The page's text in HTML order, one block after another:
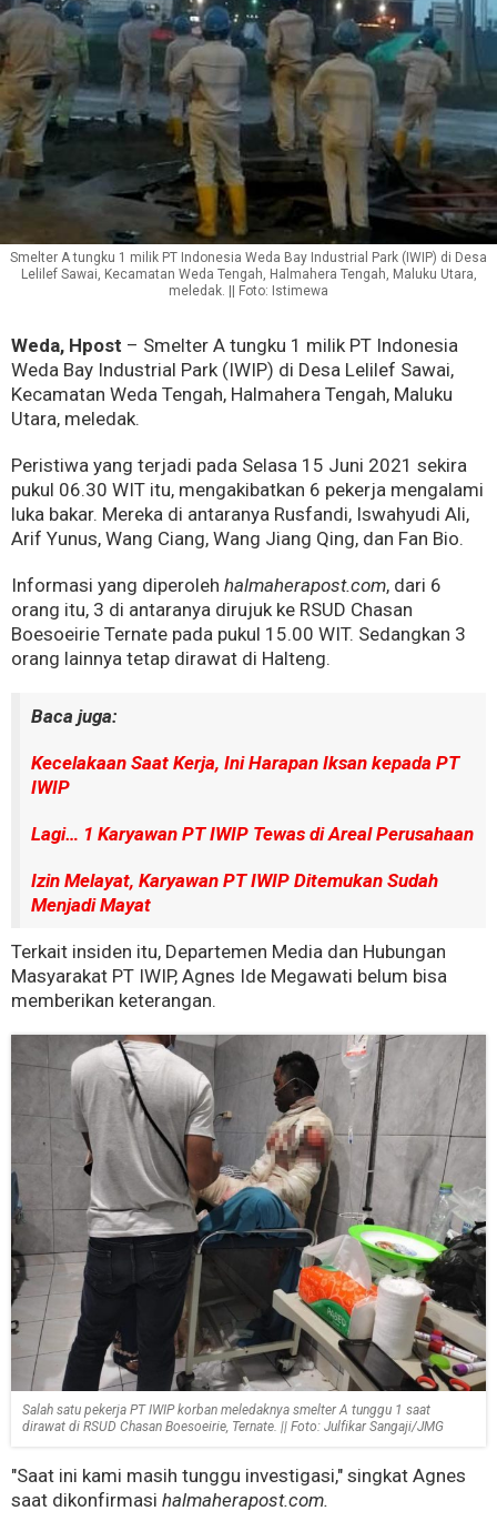
Smelter A tungku 1 milik PT Indonesia Weda Bay Industrial Park (IWIP) di Desa
Lelilef Sawai, Kecamatan Weda Tengah, Halmahera Tengah, Maluku Utara,
meledak. || Foto: Istimewa
Weda, Hpost – Smelter A tungku 1 milik PT Indonesia
Weda Bay Industrial Park (IWIP) di Desa Lelilef Sawai,
Kecamatan Weda Tengah, Halmahera Tengah, Maluku
Utara, meledak.
Peristiwa yang terjadi pada Selasa 15 Juni 2021 sekira
pukul 06.30 WIT itu, mengakibatkan 6 pekerja mengalami
luka bakar. Mereka di antaranya Rusfandi, Iswahyudi Ali,
Arif Yunus, Wang Ciang, Wang Jiang Qing, dan Fan Bio.
Informasi yang diperoleh halmaherapost.com, dari 6
orang itu, 3 di antaranya dirujuk ke RSUD Chasan
Boesoeirie Ternate pada pukul 15.00 WIT. Sedangkan 3
orang lainnya tetap dirawat di Halteng.
Baca juga:
Kecelakaan Saat Kerja, Ini Harapan Iksan kepada PT
IWIP
Lagi… 1 Karyawan PT IWIP Tewas di Areal Perusahaan
Izin Melayat, Karyawan PT IWIP Ditemukan Sudah
Menjadi Mayat
Terkait insiden itu, Departemen Media dan Hubungan
Masyarakat PT IWIP, Agnes Ide Megawati belum bisa
memberikan keterangan.
Salah satu pekerja PT IWIP korban meledaknya smelter A tunggu 1 saat
dirawat di RSUD Chasan Boesoeirie, Ternate. || Foto: Julfikar Sangaji/JMG
"Saat ini kami masih tunggu investigasi," singkat Agnes
saat dikonfirmasi halmaherapost.com.